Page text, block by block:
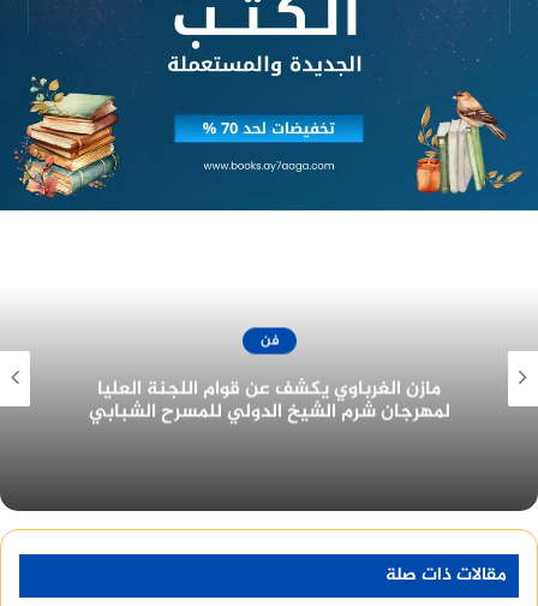
منصة وساطة لبيع العقارات مجانا
فن
جزيرة غمام يحتل نصيب الأسد من جوائز مهرجان
القاهرة للدراما في دورته الأولى ٢٠٢٢
مقالات ذات صلة